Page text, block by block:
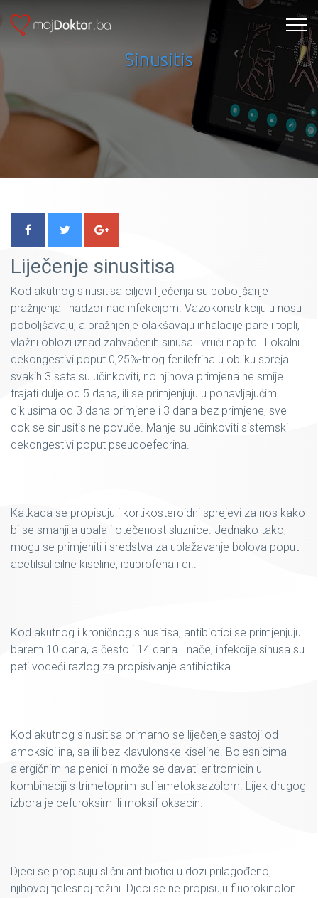
Sinusitis
Liječenje sinusitisa
Kod akutnog sinusitisa ciljevi liječenja su poboljšanje
pražnjenja i nadzor nad infekcijom. Vazokonstrikciju u nosu
poboljšavaju, a pražnjenje olakšavaju inhalacije pare i topli,
vlažni oblozi iznad zahvaćenih sinusa i vrući napitci. Lokalni
dekongestivi poput 0,25%-tnog fenilefrina u obliku spreja
svakih 3 sata su učinkoviti, no njihova primjena ne smije
trajati dulje od 5 dana, ili se primjenjuju u ponavljajućim
ciklusima od 3 dana primjene i 3 dana bez primjene, sve
dok se sinusitis ne povuče. Manje su učinkoviti sistemski
dekongestivi poput pseudoefedrina.
Katkada se propisuju i kortikosteroidni sprejevi za nos kako
bi se smanjila upala i otečenost sluznice. Jednako tako,
mogu se primjeniti i sredstva za ublažavanje bolova poput
acetilsalicilne kiseline, ibuprofena i dr..
Kod akutnog i kroničnog sinusitisa, antibiotici se primjenjuju
barem 10 dana, a često i 14 dana. Inače, infekcije sinusa su
peti vodeći razlog za propisivanje antibiotika.
Kod akutnog sinusitisa primarno se liječenje sastoji od
amoksicilina, sa ili bez klavulonske kiseline. Bolesnicima
alergičnim na penicilin može se davati eritromicin u
kombinaciji s trimetoprim-sulfametoksazolom. Lijek drugog
izbora je cefuroksim ili moksifloksacin.
Djeci se propisuju slični antibiotici u dozi prilagođenoj
njihovoj tjelesnoj težini. Djeci se ne propisuju fluorokinoloni